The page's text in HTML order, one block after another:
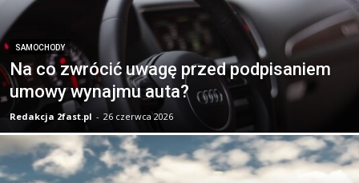
SAMOCHODY
Na co zwrócić uwagę przed podpisaniem
umowy wynajmu auta?
Redakcja 2fast.pl - 26 czerwca 2026